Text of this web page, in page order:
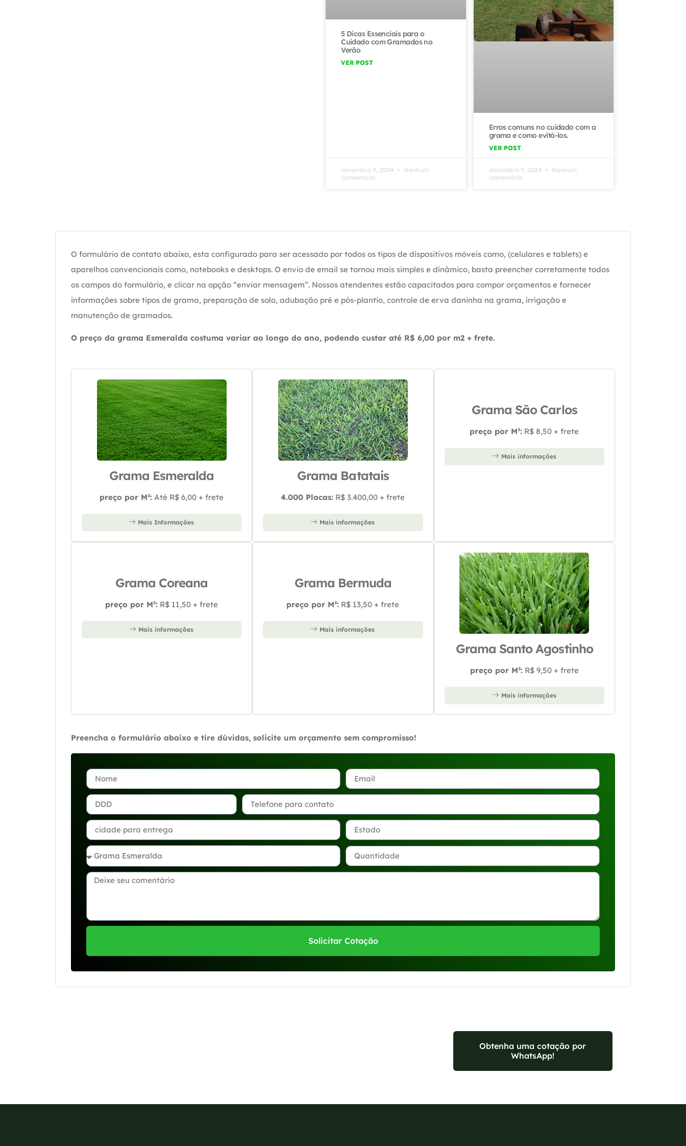
5 Dicas Essenciais para o
Cuidado com Gramados no
Verão
VER POST
novembro 9, 2024
Nenhum
comentário
Erros comuns no cuidado com a
grama e como evitá-los.
VER POST
dezembro 9, 2024
Nenhum
comentário
O formulário de contato abaixo, esta configurado para ser acessado por todos os tipos de dispositivos móveis como, (celulares e tablets) e
aparelhos convencionais como, notebooks e desktops. O envio de email se tornou mais simples e dinâmico, basta preencher corretamente todos
os campos do formulário, e clicar na opção “enviar mensagem”. Nossos atendentes estão capacitados para compor orçamentos e fornecer
informações sobre tipos de grama, preparação de solo, adubação pré e pós-plantio, controle de erva daninha na grama, irrigação e
manutenção de gramados.
O preço da grama Esmeralda costuma variar ao longo do ano, podendo custar até R$ 6,00 por m2 + frete.
Grama Esmeralda
preço por M²: Até R$ 6,00 + frete
Mais Informações
Grama Batatais
4.000 Placas: R$ 3.400,00 + frete
Mais informações
Grama São Carlos
preço por M²: R$ 8,50 + frete
Mais informações
Grama Coreana
preço por M²: R$ 11,50 + frete
Mais informações
Grama Bermuda
preço por M²: R$ 13,50 + frete
Mais informações
Grama Santo Agostinho
preço por M²: R$ 9,50 + frete
Mais informações
Preencha o formulário abaixo e tire dúvidas, solicite um orçamento sem compromisso!
Solicitar Cotação
Obtenha uma cotação por
WhatsApp!